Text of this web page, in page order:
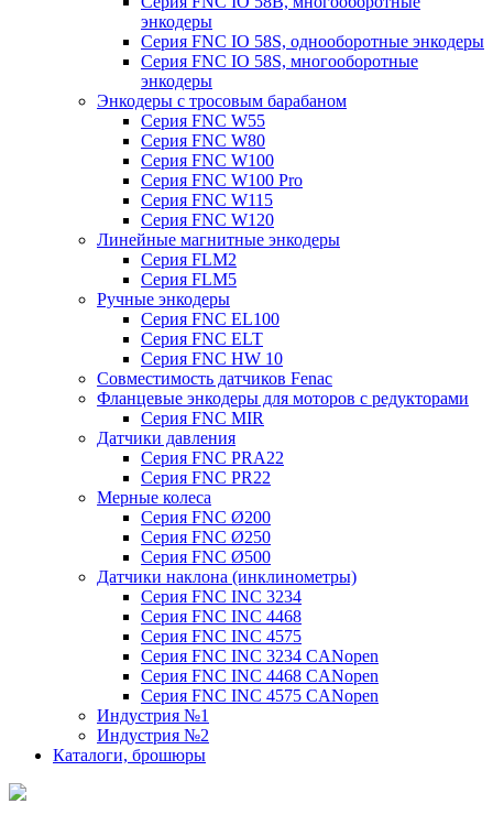
энкодеры
Серия FNC IO 58S, однооборотные энкодеры
Серия FNC IO 58S, многооборотные
энкодеры
Энкодеры с тросовым барабаном
Серия FNC W55
Серия FNC W80
Серия FNC W100
Серия FNC W100 Pro
Серия FNC W115
Серия FNC W120
Линейные магнитные энкодеры
Серия FLM2
Серия FLM5
Ручные энкодеры
Серия FNC EL100
Серия FNC ELT
Серия FNC HW 10
Совместимость датчиков Fenac
Фланцевые энкодеры для моторов с редукторами
Серия FNC MIR
Датчики давления
Серия FNC PRA22
Серия FNC PR22
Мерные колеса
Серия FNC Ø200
Серия FNC Ø250
Серия FNC Ø500
Датчики наклона (инклинометры)
Серия FNC INC 3234
Серия FNC INC 4468
Серия FNC INC 4575
Серия FNC INC 3234 CANopen
Серия FNC INC 4468 CANopen
Серия FNC INC 4575 CANopen
Индустрия №1
Индустрия №2
Каталоги, брошюры